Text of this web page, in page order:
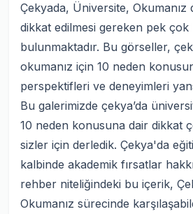
Çekyada, Üniversite,
dikkat edilmesi gereken pek çok
bulunmaktadır. Bu görseller,
okumanız için 10 neden
perspektifleri ve deneyimleri
Bu galerimizde çekya’da
10 neden konusuna dair dikkat
sizler için derledik. Çekya'da
kalbinde akademik fırsatlar
rehber niteliğindeki bu içerik,
Okumanız sürecinde